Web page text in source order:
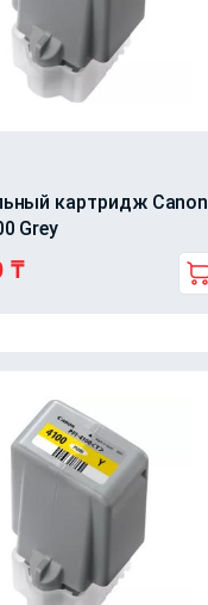
картридж Canon
Grey
₸